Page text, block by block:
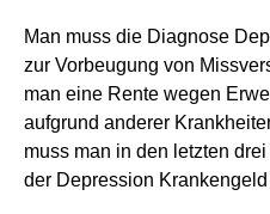
Man muss die Diagnose
zur Vorbeugung von
man eine Rente wegen
aufgrund anderer
muss man in den letzten
der Depression